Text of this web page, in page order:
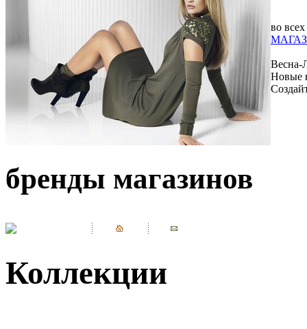
во всех
Весна-
Новые
бренды магазинов
Коллекции